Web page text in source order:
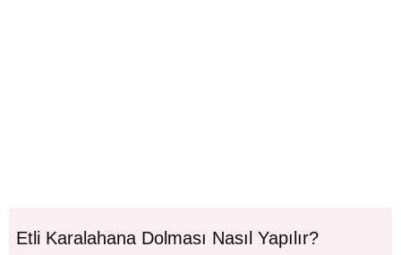
Etli Karalahana Dolması Nasıl Yapılır?